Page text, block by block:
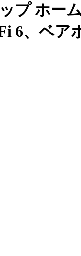
プ ホー
6、ベア